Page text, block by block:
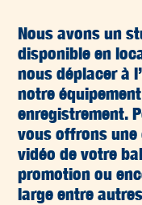
Nous avons un
disponible en
nous déplacer à
notre
enregistrement.
vous offrons une
vidéo de votre
promotion ou
large entre